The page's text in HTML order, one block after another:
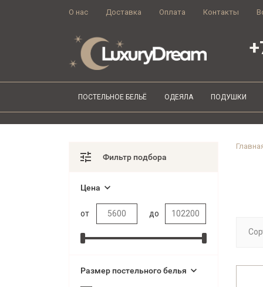
О нас Доставка Оплата Контакты
ПОСТЕЛЬНОЕ БЕЛЬЁ ОДЕЯЛА ПОДУШКИ
Фильтр подбора
Цена
от до
Размер постельного белья